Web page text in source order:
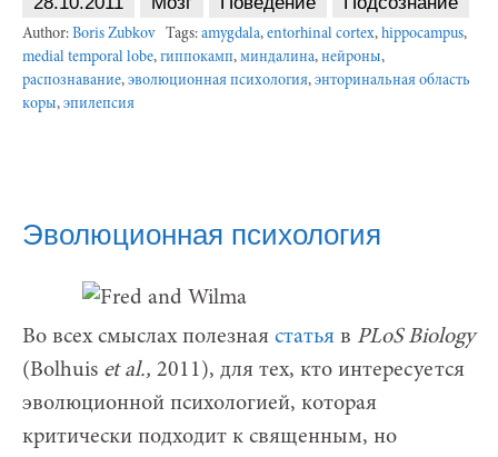
Author: Boris Zubkov Tags: amygdala, entorhinal cortex, hippocampus,
medial temporal lobe, гиппокамп, миндалина, нейроны,
распознавание, эволюционная психология, энторинальная область
коры, эпилепсия
Эволюционная психология
Во всех смыслах полезная статья в PLoS Biology
(Bolhuis et al., 2011), для тех, кто интересуется
эволюционной психологией, которая
критически подходит к священным, но